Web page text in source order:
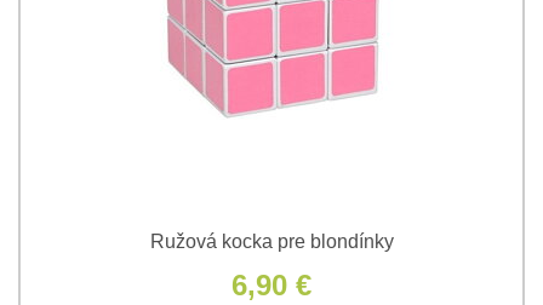
Ružová kocka pre blondínky
6,90 €